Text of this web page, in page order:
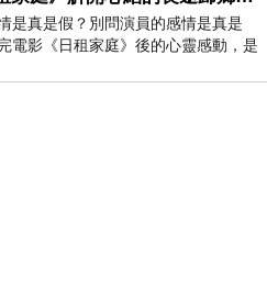
是真是假？別問演員的感情是真是
電影《日租家庭》後的心靈感動，是
情感觸動了人心，就是真情